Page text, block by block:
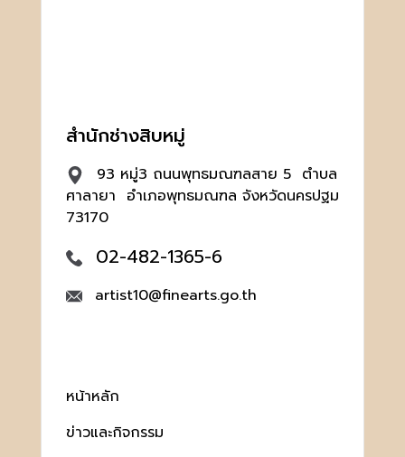
สำนักช่างสิบหมู่
93 หมู่3 ถนนพุทธมณฑลสาย 5 ตำบล
ศาลายา อำเภอพุทธมณฑล จังหวัดนครปฐม
73170
02-482-1365-6
artist10@finearts.go.th
หน้าหลัก
ข่าวและกิจกรรม